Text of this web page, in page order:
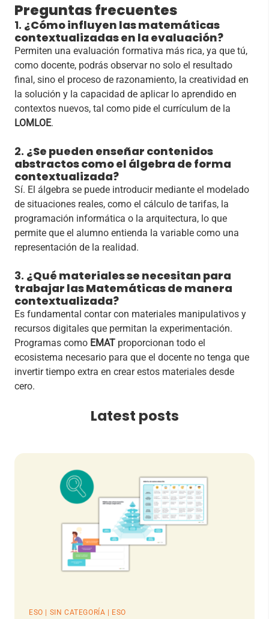
Preguntas frecuentes
1. ¿Cómo influyen las matemáticas
contextualizadas en la evaluación?
Permiten una evaluación formativa más rica, ya que tú,
como docente, podrás observar no solo el resultado
final, sino el proceso de razonamiento, la creatividad en
la solución y la capacidad de aplicar lo aprendido en
contextos nuevos, tal como pide el currículum de la
LOMLOE.
2. ¿Se pueden enseñar contenidos
abstractos como el álgebra de forma
contextualizada?
Sí. El álgebra se puede introducir mediante el modelado
de situaciones reales, como el cálculo de tarifas, la
programación informática o la arquitectura, lo que
permite que el alumno entienda la variable como una
representación de la realidad.
3. ¿Qué materiales se necesitan para
trabajar las Matemáticas de manera
contextualizada?
Es fundamental contar con materiales manipulativos y
recursos digitales que permitan la experimentación.
Programas como EMAT proporcionan todo el
ecosistema necesario para que el docente no tenga que
invertir tiempo extra en crear estos materiales desde
cero.
Latest posts
ESO | SIN CATEGORÍA | ESO